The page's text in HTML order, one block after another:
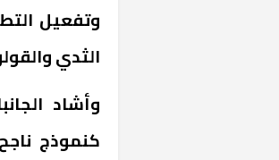
وتفعيل
الثدي
وأشاد
كنموذج